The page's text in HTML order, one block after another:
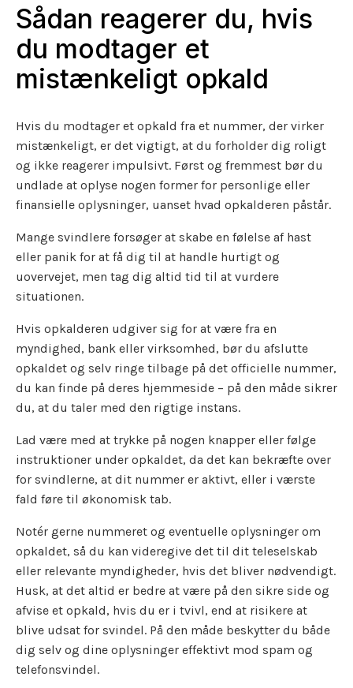
Sådan reagerer du, hvis
du modtager et
mistænkeligt opkald
Hvis du modtager et opkald fra et nummer, der virker
mistænkeligt, er det vigtigt, at du forholder dig roligt
og ikke reagerer impulsivt. Først og fremmest bør du
undlade at oplyse nogen former for personlige eller
finansielle oplysninger, uanset hvad opkalderen påstår.
Mange svindlere forsøger at skabe en følelse af hast
eller panik for at få dig til at handle hurtigt og
uovervejet, men tag dig altid tid til at vurdere
situationen.
Hvis opkalderen udgiver sig for at være fra en
myndighed, bank eller virksomhed, bør du afslutte
opkaldet og selv ringe tilbage på det officielle nummer,
du kan finde på deres hjemmeside – på den måde sikrer
du, at du taler med den rigtige instans.
Lad være med at trykke på nogen knapper eller følge
instruktioner under opkaldet, da det kan bekræfte over
for svindlerne, at dit nummer er aktivt, eller i værste
fald føre til økonomisk tab.
Notér gerne nummeret og eventuelle oplysninger om
opkaldet, så du kan videregive det til dit teleselskab
eller relevante myndigheder, hvis det bliver nødvendigt.
Husk, at det altid er bedre at være på den sikre side og
afvise et opkald, hvis du er i tvivl, end at risikere at
blive udsat for svindel. På den måde beskytter du både
dig selv og dine oplysninger effektivt mod spam og
telefonsvindel.